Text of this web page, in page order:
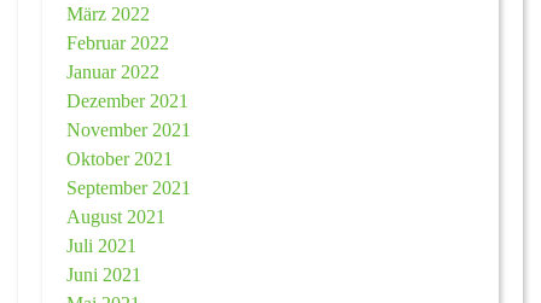
März 2022
Februar 2022
Januar 2022
Dezember 2021
November 2021
Oktober 2021
September 2021
August 2021
Juli 2021
Juni 2021